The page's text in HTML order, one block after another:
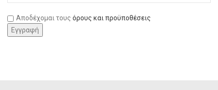
Αποδέχομαι τους όρους και προϋποθέσεις